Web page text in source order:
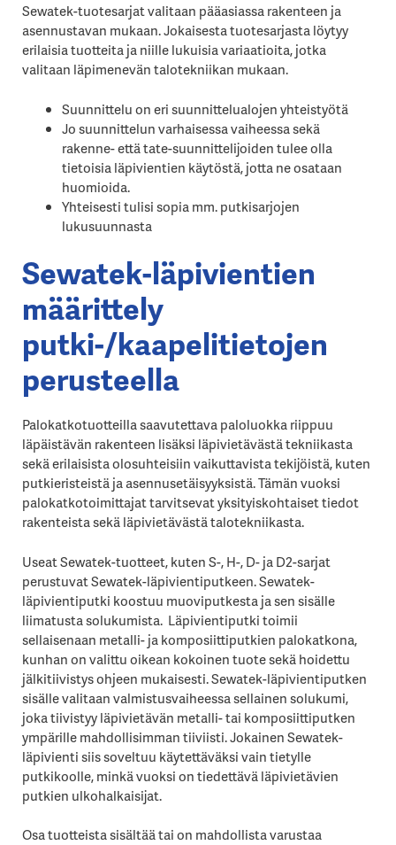
Sewatek-tuotesarjat valitaan pääasiassa rakenteen ja
asennustavan mukaan. Jokaisesta tuotesarjasta löytyy
erilaisia tuotteita ja niille lukuisia variaatioita, jotka
valitaan läpimenevän talotekniikan mukaan.
Suunnittelu on eri suunnittelualojen yhteistyötä
Jo suunnittelun varhaisessa vaiheessa sekä
rakenne- että tate-suunnittelijoiden tulee olla
tietoisia läpivientien käytöstä, jotta ne osataan
huomioida.
Yhteisesti tulisi sopia mm. putkisarjojen
lukusuunnasta
Sewatek-läpivientien
määrittely
putki-/kaapelitietojen
perusteella
Palokatkotuotteilla saavutettava paloluokka riippuu
läpäistävän rakenteen lisäksi läpivietävästä tekniikasta
sekä erilaisista olosuhteisiin vaikuttavista tekijöistä, kuten
putkieristeistä ja asennusetäisyyksistä. Tämän vuoksi
palokatkotoimittajat tarvitsevat yksityiskohtaiset tiedot
rakenteista sekä läpivietävästä talotekniikasta.
Useat Sewatek-tuotteet, kuten S-, H-, D- ja D2-sarjat
perustuvat Sewatek-läpivientiputkeen. Sewatek-
läpivientiputki koostuu muoviputkesta ja sen sisälle
liimatusta solukumista. Läpivientiputki toimii
sellaisenaan metalli- ja komposiittiputkien palokatkona,
kunhan on valittu oikean kokoinen tuote sekä hoidettu
jälkitiivistys ohjeen mukaisesti. Sewatek-läpivientiputken
sisälle valitaan valmistusvaiheessa sellainen solukumi,
joka tiivistyy läpivietävän metalli- tai komposiittiputken
ympärille mahdollisimman tiiviisti. Jokainen Sewatek-
läpivienti siis soveltuu käytettäväksi vain tietylle
putkikoolle, minkä vuoksi on tiedettävä läpivietävien
putkien ulkohalkaisijat.
Osa tuotteista sisältää tai on mahdollista varustaa